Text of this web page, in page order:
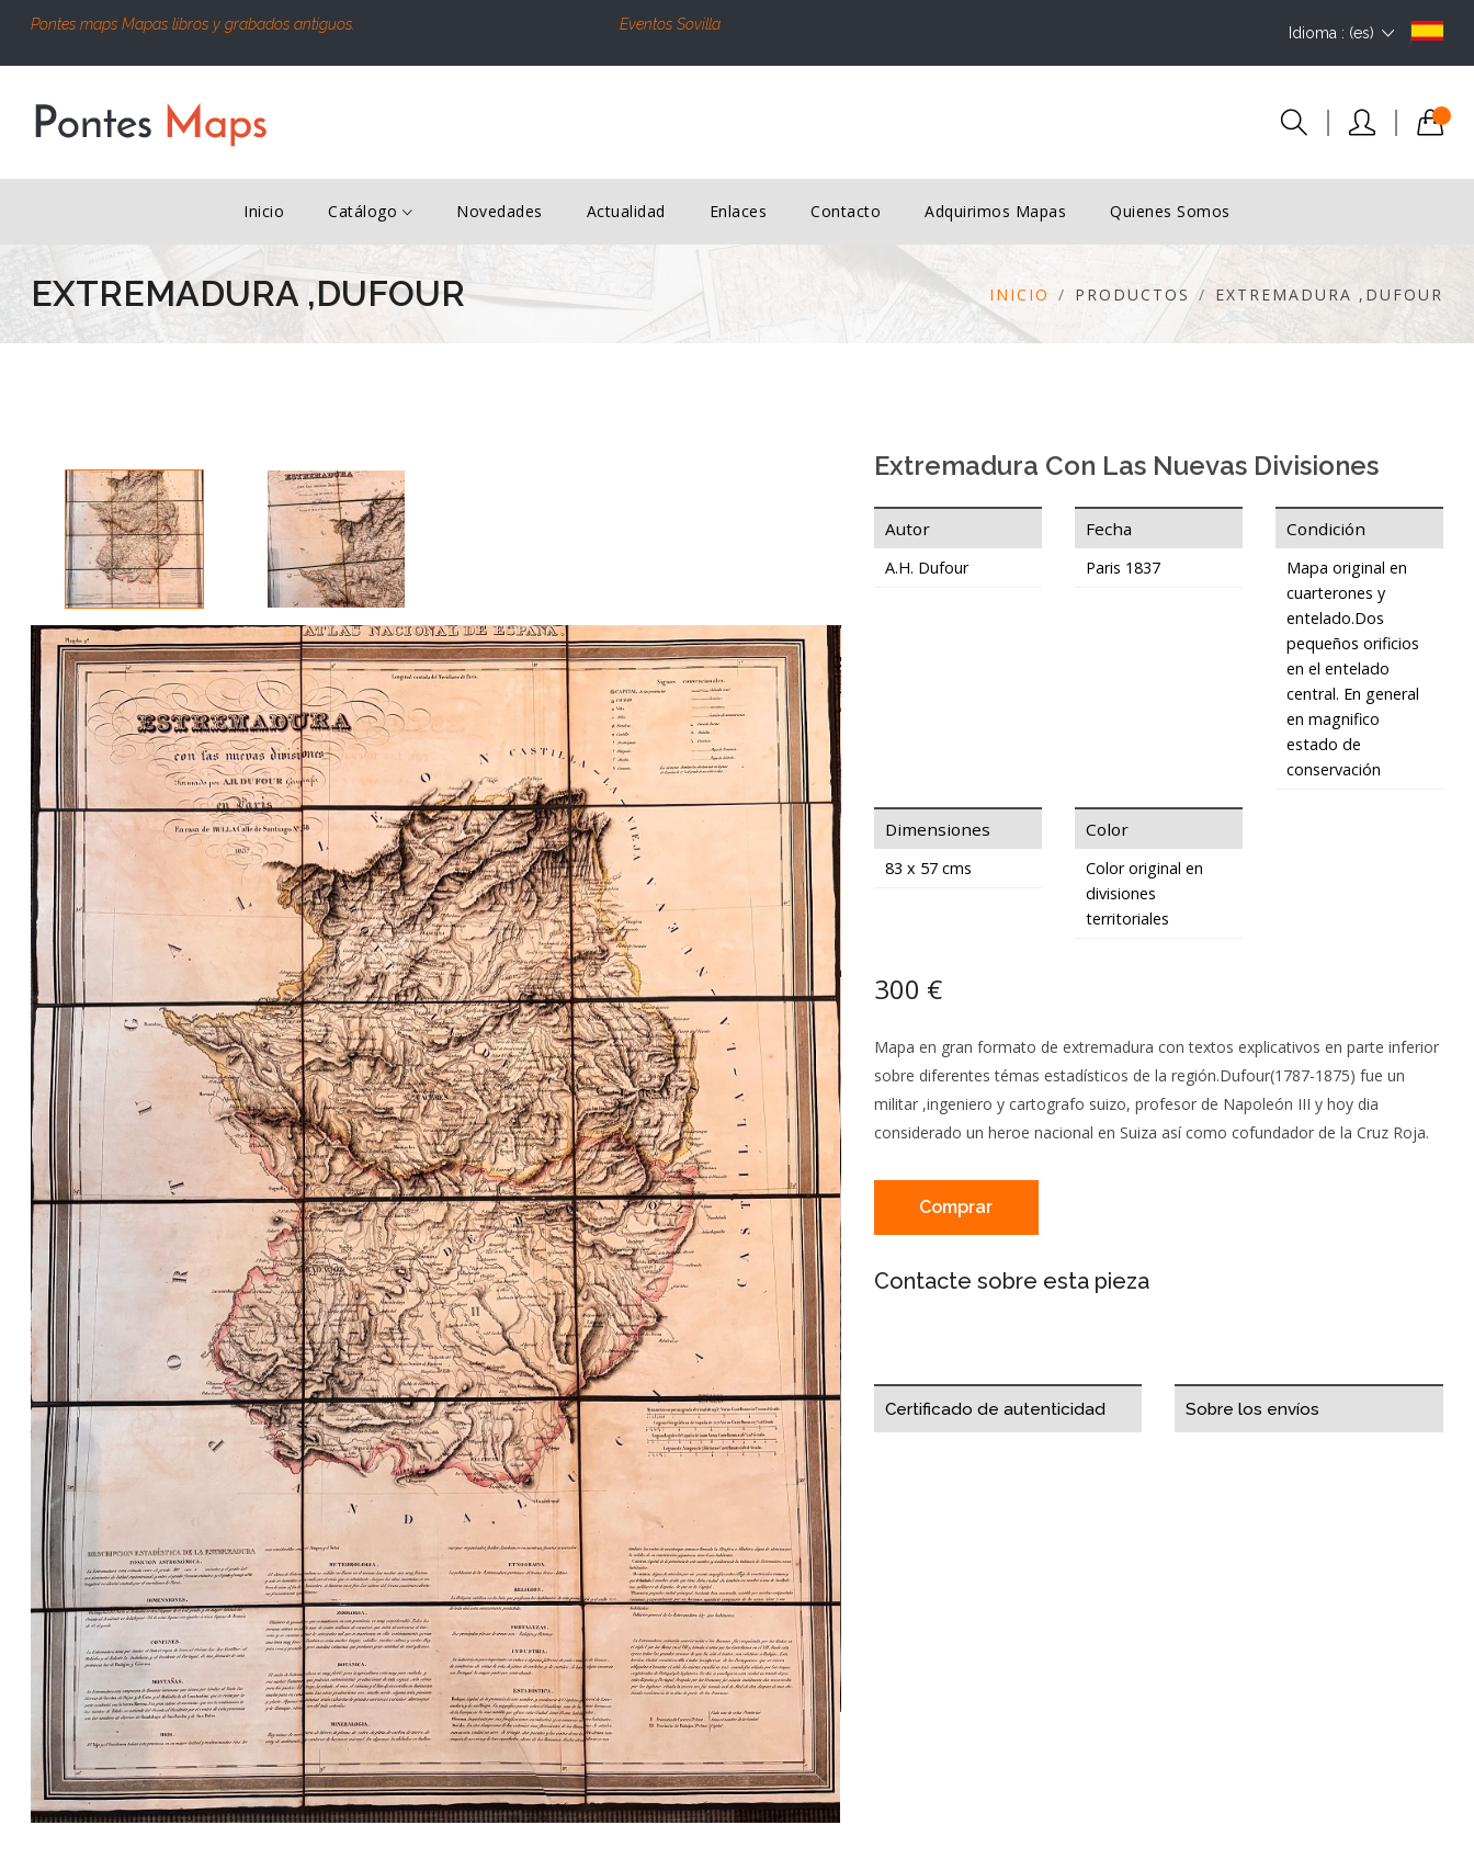
Pontes maps Mapas libros y grabados antiguos. Eventos Sovilla Idioma : (es)
Inicio Catálogo Novedades Actualidad Enlaces Contacto Adquirimos Mapas Quienes Somos
EXTREMADURA ,DUFOUR INICIO PRODUCTOS EXTREMADURA ,DUFOUR
Extremadura Con Las Nuevas Divisiones
Autor
A.H. Dufour
Fecha
Paris 1837
Condición
Mapa original en
cuarterones y
entelado.Dos
pequeños orificios
en el entelado
central. En general
en magnifico
estado de
conservación
Dimensiones
83 x 57 cms
Color
Color original en
divisiones
territoriales
300 €
Mapa en gran formato de extremadura con textos explicativos en parte inferior
sobre diferentes témas estadísticos de la región.Dufour(1787-1875) fue un
militar ,ingeniero y cartografo suizo, profesor de Napoleón III y hoy dia
considerado un heroe nacional en Suiza así como cofundador de la Cruz Roja.
Comprar
Contacte sobre esta pieza
Certificado de autenticidad Sobre los envíos